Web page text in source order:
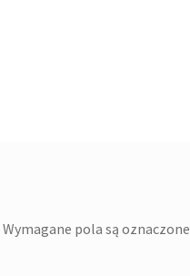
Wymagane pola są oznaczone